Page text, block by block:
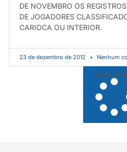
DE NOVEMBRO OS
DE JOGADORES
CARIOCA OU INTERIOR.
23 de dezembro de 2012 Nenhum
LOAD